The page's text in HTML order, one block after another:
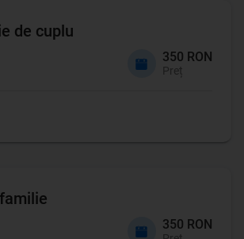
de cuplu
350 RON
Preț
350 RON